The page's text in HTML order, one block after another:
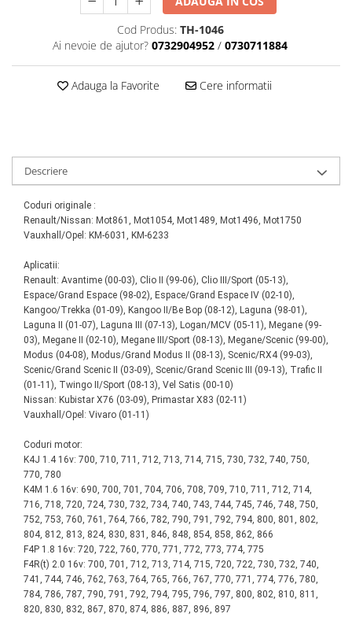
Elevator motociclete
Girafa, macara motor
Masa hidraulica
Consumabile spalatorii auto
Curatitor cu presiune
Scule spalatorii auto
Ceas comparator
Scule AdBlue
Scule bujii, bujii incandescente
Scule injectoare
Scule pentru fulii, ax came, curele
si pinioane
Scule turbosuflante
Tester compresie
Scule pentru mecanica
Adaptoare, prelungitoare, reductii
si articulatii cardanice
Antrenor articulat si culisant
Ciocan, levier, dalti si dornuri
Cleste si set clesti
Perie de sarma
Prese si extractoare
Reparat filete
Scule camioane
Scule diverse mecanica
Scule motor
Scule Pneumatice
Scule service ulei, gresare,
combustibil
Cod Produs: TH-1046
Ai nevoie de ajutor? 0732904952 / 0730711884
Adauga la Favorite Cere informatii
Descriere
Coduri originale :
Renault/Nissan: Mot861, Mot1054, Mot1489, Mot1496, Mot1750
Vauxhall/Opel: KM-6031, KM-6233
Aplicatii:
Renault: Avantime (00-03), Clio II (99-06), Clio III/Sport (05-13),
Espace/Grand Espace (98-02), Espace/Grand Espace IV (02-10),
Kangoo/Trekka (01-09), Kangoo II/Be Bop (08-12), Laguna (98-01),
Laguna II (01-07), Laguna III (07-13), Logan/MCV (05-11), Megane (99-
03), Megane II (02-10), Megane III/Sport (08-13), Megane/Scenic (99-00),
Modus (04-08), Modus/Grand Modus II (08-13), Scenic/RX4 (99-03),
Scenic/Grand Scenic II (03-09), Scenic/Grand Scenic III (09-13), Trafic II
(01-11), Twingo II/Sport (08-13), Vel Satis (00-10)
Nissan: Kubistar X76 (03-09), Primastar X83 (02-11)
Vauxhall/Opel: Vivaro (01-11)
Coduri motor:
K4J 1.4 16v: 700, 710, 711, 712, 713, 714, 715, 730, 732, 740, 750,
770, 780
K4M 1.6 16v: 690, 700, 701, 704, 706, 708, 709, 710, 711, 712, 714,
716, 718, 720, 724, 730, 732, 734, 740, 743, 744, 745, 746, 748, 750,
752, 753, 760, 761, 764, 766, 782, 790, 791, 792, 794, 800, 801, 802,
804, 812, 813, 824, 830, 831, 846, 848, 854, 858, 862, 866
F4P 1.8 16v: 720, 722, 760, 770, 771, 772, 773, 774, 775
F4R(t) 2.0 16v: 700, 701, 712, 713, 714, 715, 720, 722, 730, 732, 740,
741, 744, 746, 762, 763, 764, 765, 766, 767, 770, 771, 774, 776, 780,
784, 786, 787, 790, 791, 792, 794, 795, 796, 797, 800, 802, 810, 811,
820, 830, 832, 867, 870, 874, 886, 887, 896, 897